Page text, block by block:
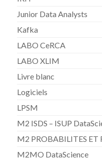
Junior Data Analysts
Kafka
LABO CeRCA
LABO XLIM
Livre blanc
Logiciels
LPSM
M2 ISDS – ISUP
M2 PROBABILITES ET
M2MO DataScience